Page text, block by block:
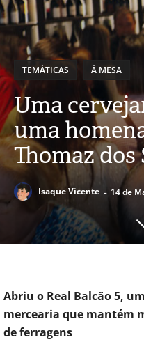
TEMÁTICAS À MESA
Uma
uma
Thomaz dos
Isaque Vicente - 14 de
Abriu o Real Balcão 5,
mercearia que mantém
de ferragens